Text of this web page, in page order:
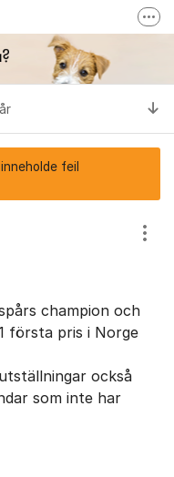
på Facebook
på Instagram
NKK-butikken
Tilbake til NKKs nettsider
feil
Vis/
champion och
första pris i Norge
också
som inte har